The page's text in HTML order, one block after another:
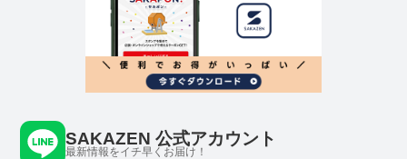
SAKAZEN 公式アカウント
最新情報をイチ早くお届け！